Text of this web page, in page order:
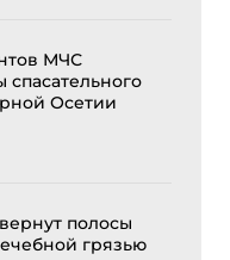
МЧС
Осетии
полосы
грязью